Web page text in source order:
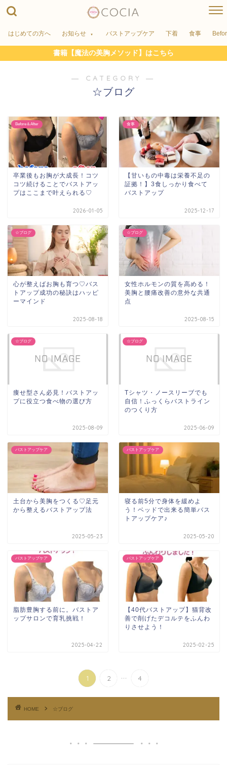
はじめての方へ お知らせ バストアップケア 下着 食事
書籍【魔法の美胸メソッド】はこちら
― CATEGORY ―
☆ブログ
Before＆After
卒業後もお胸が大成長！コツ
コツ続けることでバストアッ
プはここまで叶えられる♡
2026-01-05
食事
【甘いもの中毒は栄養不足の
証拠！】3食しっかり食べて
バストアップ
2025-12-17
☆ブログ
心が整えばお胸も育つ♡バス
トアップ成功の秘訣はハッピ
ーマインド
2025-08-18
☆ブログ
女性ホルモンの質を高める！
美胸と腰痛改善の意外な共通
点
2025-08-15
☆ブログ
痩せ型さん必見！バストアッ
プに役立つ食べ物の選び方
2025-08-09
☆ブログ
Tシャツ・ノースリーブでも
自信！ふっくらバストライン
のつくり方
2025-06-09
バストアップケア
土台から美胸をつくる♡足元
から整えるバストアップ法
2025-05-23
バストアップケア
寝る前5分で身体を緩めよ
う！ベッドで出来る簡単バス
トアップケア♪
2025-05-20
バストアップケア
脂肪豊胸する前に。バストア
ップサロンで育乳挑戦！
2025-04-22
バストアップケア
【40代バストアップ】猫背改
善で削げたデコルテをふんわ
りさせよう！
2025-02-25
1 2 ... 4
HOME ☆ブログ